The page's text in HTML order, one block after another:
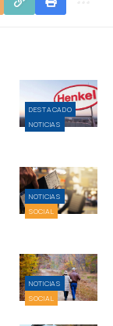
DESTACADO
NOTICIAS
NOTICIAS
SOCIAL
NOTICIAS
SOCIAL